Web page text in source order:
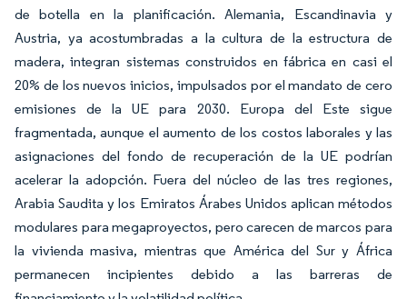
de botella en la planificación. Alemania, Escandinavia y
Austria, ya acostumbradas a la cultura de la estructura de
madera, integran sistemas construidos en fábrica en casi el
20% de los nuevos inicios, impulsados por el mandato de cero
emisiones de la UE para 2030. Europa del Este sigue
fragmentada, aunque el aumento de los costos laborales y las
asignaciones del fondo de recuperación de la UE podrían
acelerar la adopción. Fuera del núcleo de las tres regiones,
Arabia Saudita y los Emiratos Árabes Unidos aplican métodos
modulares para megaproyectos, pero carecen de marcos para
la vivienda masiva, mientras que América del Sur y África
permanecen incipientes debido a las barreras de